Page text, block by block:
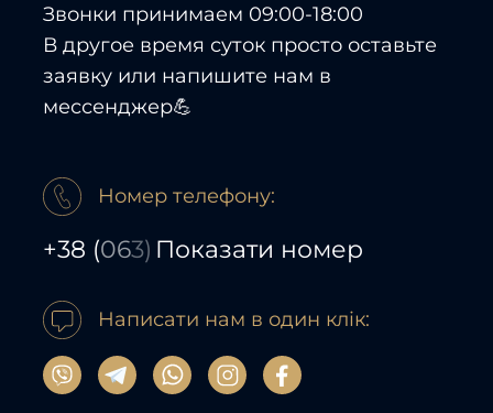
Звонки принимаем 09:00-18:00
В другое время суток просто оставьте
заявку или напишите нам в
мессенджер💪
Номер телефону:
+38 (063) Показати номер
Написати нам в один клік: